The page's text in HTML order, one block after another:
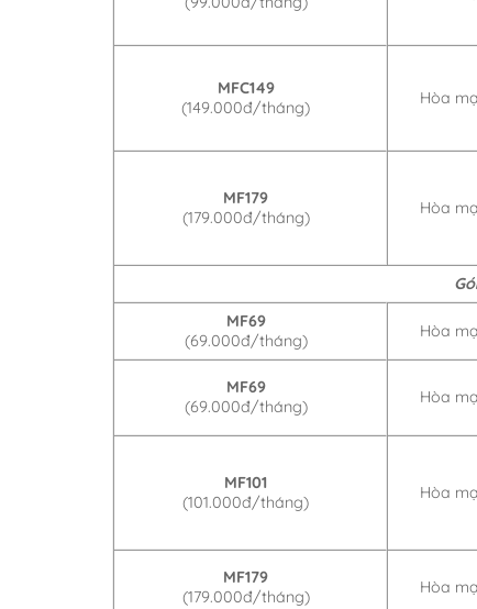
MFC149
(149.000đ/tháng)
Hòa
MF179
(179.000đ/tháng)
Hòa
MF69
(69.000đ/tháng)
Hòa
MF69
(69.000đ/tháng)
Hòa
MF101
(101.000đ/tháng)
Hòa
MF179
(179.000đ/tháng)
Hòa